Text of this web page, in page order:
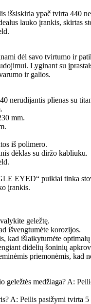
ypač tvirta 440
lauko įrankis, skirtas
dėl savo tvirtumo ir
Lyginant su
ir galios.
nerūdijantis plienas su
mm.
iš polimero.
dėklas su diržo kabliuku.
EYED“ puikiai tinka
įrankis.
geležtę.
išvengtumėte korozijos.
kad išlaikytumėte optimalų
didelių šoninių
priemonėmis, kad
geležtės medžiaga? A:
A: Peilis pasižymi tvirta 5